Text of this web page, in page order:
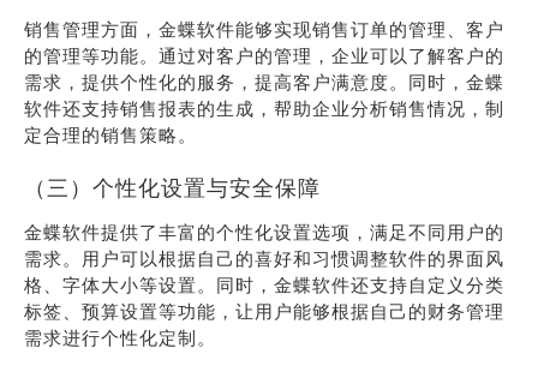
销售管理方面，金蝶软件能够实现销售订单的管理、客户
的管理等功能。通过对客户的管理，企业可以了解客户的
需求，提供个性化的服务，提高客户满意度。同时，金蝶
软件还支持销售报表的生成，帮助企业分析销售情况，制
定合理的销售策略。
（三）个性化设置与安全保障
金蝶软件提供了丰富的个性化设置选项，满足不同用户的
需求。用户可以根据自己的喜好和习惯调整软件的界面风
格、字体大小等设置。同时，金蝶软件还支持自定义分类
标签、预算设置等功能，让用户能够根据自己的财务管理
需求进行个性化定制。